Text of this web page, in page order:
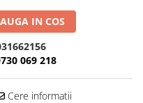
IN COS
069 218
Cere informatii